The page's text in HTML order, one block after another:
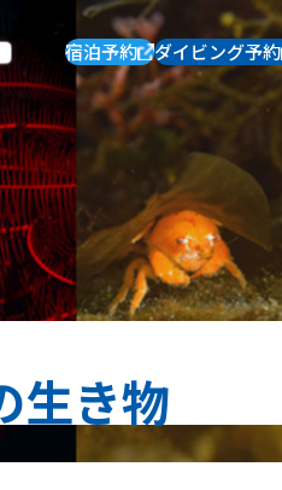
宿泊予約 ダイビング予約
生き物